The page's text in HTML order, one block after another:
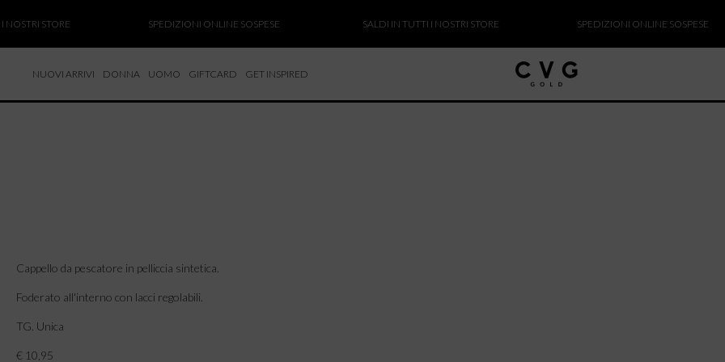
STORE SPEDIZIONI ONLINE SOSPESE SALDI IN TUTTI I NOSTRI STORE SPEDIZIONI ONLINE SOSPESE
NUOVI ARRIVI DONNA UOMO GIFTCARD GET INSPIRED
ARRIVI
Cappello da pescatore in pelliccia sintetica.
Foderato all'interno con lacci regolabili.
TG. Unica
€ 10,95